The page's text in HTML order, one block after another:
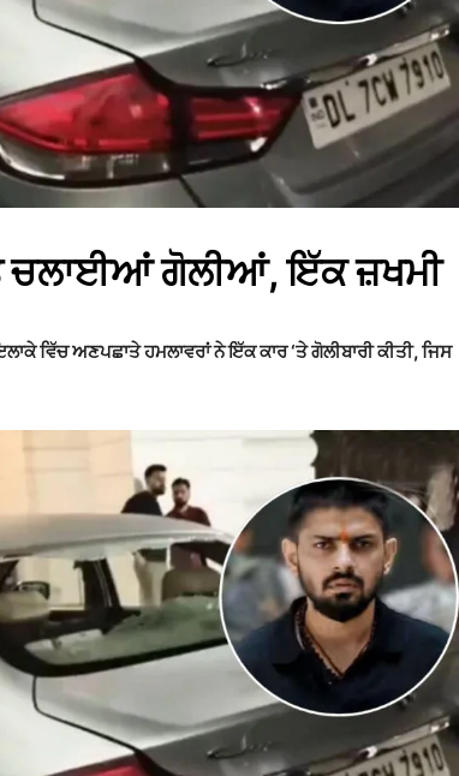
ਚਲਾਈਆਂ ਗੋਲੀਆਂ, ਇੱਕ ਜ਼ਖਮੀ
ਵਿੱਚ ਅਣਪਛਾਤੇ ਹਮਲਾਵਰਾਂ ਨੇ ਇੱਕ ਕਾਰ ‘ਤੇ ਗੋਲੀਬਾਰੀ ਕੀਤੀ, ਜਿਸ